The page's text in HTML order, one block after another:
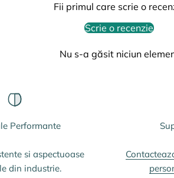
Fii primul care scrie o
Scrie o recenzie
Nu s-a găsit niciun
Performante
si aspectuoase
din industrie.